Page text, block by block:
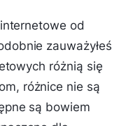
od
zauważyłeś
różnią się
różnice nie są
są bowiem